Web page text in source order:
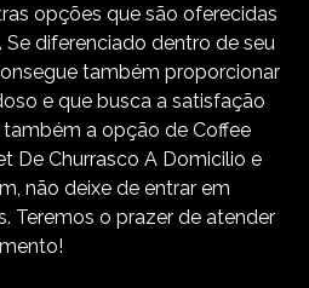
opções que são oferecidas
Se diferenciado dentro de seu
também proporcionar
e que busca a satisfação
a opção de Coffee
De Churrasco A Domicilio e
não deixe de entrar em
Teremos o prazer de atender